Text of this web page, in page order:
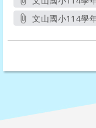
文山國小114學